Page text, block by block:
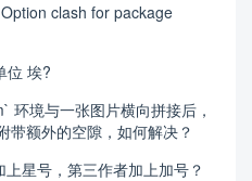
clash for package
位 埃?
环境与一张图片横向拼接后，
带额外的空隙，如何解决？
星号，第三作者加上加号？